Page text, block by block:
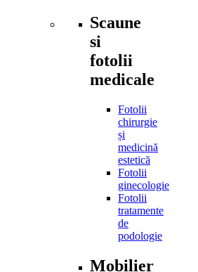
Scaune
si
fotolii
medicale
Fotolii
chirurgie
și
medicină
estetică
Fotolii
ginecologie
Fotolii
tratamente
de
podologie
Mobilier